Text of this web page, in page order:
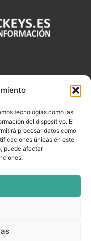
tecnologías como las
del dispositivo. El
procesar datos como
únicas en este
puede afectar
tecnologías y
un mejor Djs.